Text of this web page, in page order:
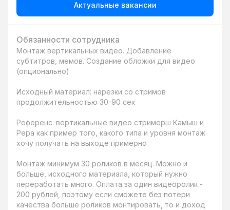
Актуальные вакансии
Обязанности сотрудника
Монтаж вертикальных видео. Добавление
субтитров, мемов. Создание обложки для видео
(опционально)
Исходный материал: нарезки со стримов
продолжительностью 30-90 сек
Референс: вертикальные видео стримерш Камыш и
Рера как пример того, какого типа и уровня монтаж
хочу получать на выходе примерно
Монтаж минимум 30 роликов в месяц. Можно и
больше, исходного материала, который нужно
переработать много. Оплата за один видеоролик -
200 рублей, поэтому если сможете без потери
качества больше роликов монтировать, то и доход